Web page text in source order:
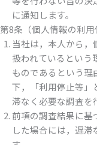
に通知します。
第8条（個人情報の利用
当社は，本人から，
扱われているという
ものであるという理
下，「利用停止等」
滞なく必要な調査を
前項の調査結果に基
した場合には，遅